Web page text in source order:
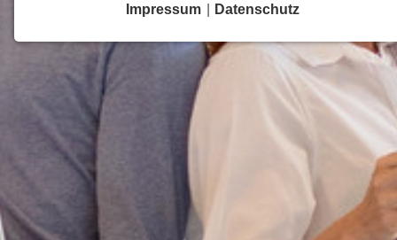
Notwendige Cookies ermöglichen grundlegende
Funktionen und sind für die einwandfreie Funktion
der Website erforderlich.
Google Analytics Opt-Out-Cookie
Name:
gaOptout
Dieser Cookie speichert die gewählte
Impressum Datenschutz